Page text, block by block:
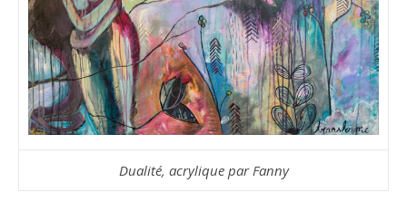
Dualité, acrylique par Fanny